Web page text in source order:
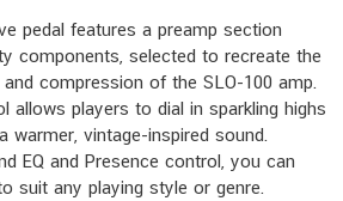
pedal features a preamp section
components, selected to recreate the
compression of the SLO-100 amp.
allows players to dial in sparkling highs
vintage-inspired sound.
EQ and Presence control, you can
suit any playing style or genre.